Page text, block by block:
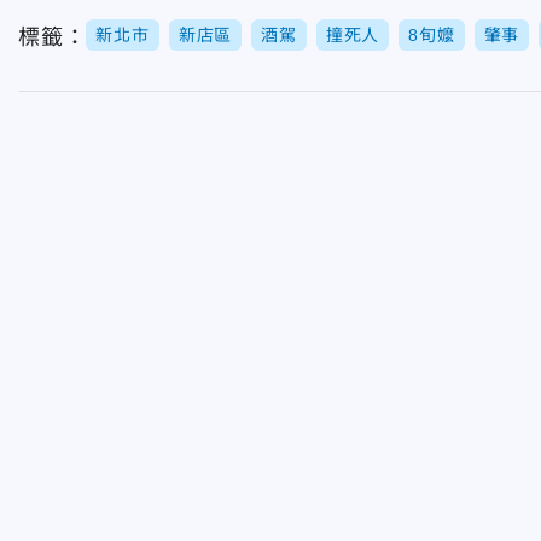
標籤： 新北市 新店區 酒駕 撞死人 8旬嬤 肇事